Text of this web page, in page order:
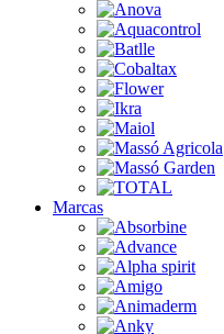
Marcas